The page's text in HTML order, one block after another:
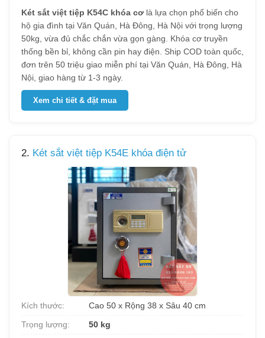
Két sắt việt tiệp K54C khóa cơ là lựa chọn phổ biến cho
hộ gia đình tại Văn Quán, Hà Đông, Hà Nội với trọng lượng
50kg, vừa đủ chắc chắn vừa gọn gàng. Khóa cơ truyền
thống bền bỉ, không cần pin hay điện. Ship COD toàn quốc,
đơn trên 50 triệu giao miễn phí tại Văn Quán, Hà Đông, Hà
Nội, giao hàng từ 1-3 ngày.
Xem chi tiết & đặt mua
2. Két sắt việt tiệp K54E khóa điện tử
Kích thước:
Cao 50 x Rộng 38 x Sâu 40 cm
Trọng lượng:
50 kg